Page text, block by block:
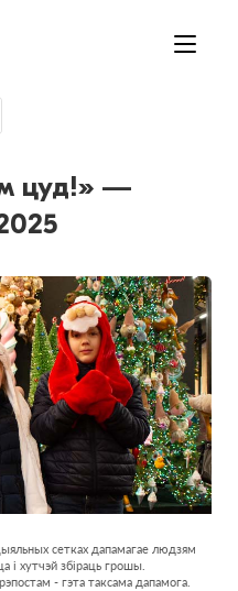
цуд!» —
сетках дапамагае людзям
і хутчэй збіраць грошы.
- гэта таксама дапамога.